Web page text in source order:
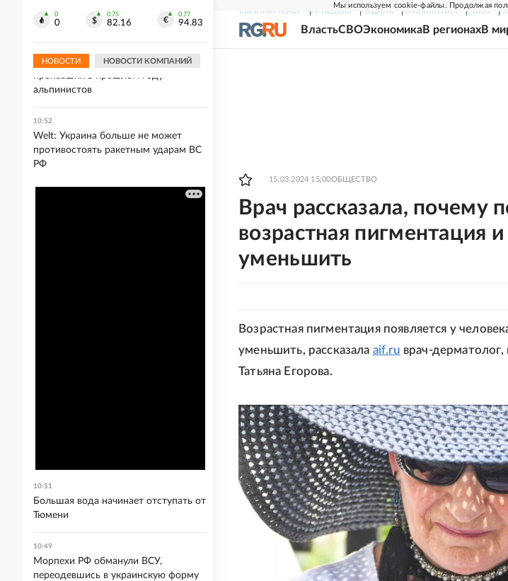
Мы используем cookie-файлы. Продолжая
СВЕЖИЙ НОМЕР РГ-НЕДЕЛЯ РОДИНА ПРИЛОЖЕНИЯ СОЮЗ
ВластьСВОЭкономикаВ регионахВ
15.03.2024 15:00ОБЩЕСТВО
Врач рассказала, почему
возрастная пигментация и
уменьшить
Возрастная пигментация появляется у
уменьшить, рассказала aif.ru врач-
Татьяна Егорова.
0
0
0.75
82.16
0.77
94.83
НОВОСТИ НОВОСТИ КОМПАНИЙ
скейтбординг с флагом и гимном
В Непале обнаружили пять тел
пропавших в прошлом году
альпинистов
10:52
Welt: Украина больше не может
противостоять ракетным ударам ВС
РФ
10:51
Большая вода начинает отступать от
Тюмени
10:49
Морпехи РФ обманули ВСУ,
переодевшись в украинскую форму